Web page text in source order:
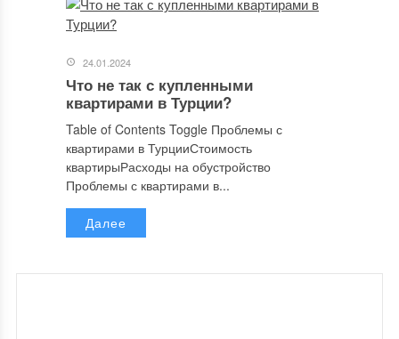
24.01.2024
Что не так с купленными
квартирами в Турции?
Table of Contents Toggle Проблемы с
квартирами в ТурцииСтоимость
квартирыРасходы на обустройство
Проблемы с квартирами в...
Далее